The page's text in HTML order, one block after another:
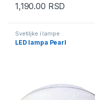
1,190.00 RSD
Svetiljke i lampe
LED lampa Pearl